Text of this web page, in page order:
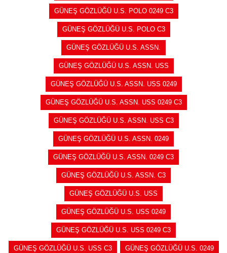
GÜNEŞ GÖZLÜĞÜ U.S. POLO 0249 C3
GÜNEŞ GÖZLÜĞÜ U.S. POLO C3
GÜNEŞ GÖZLÜĞÜ U.S. ASSN.
GÜNEŞ GÖZLÜĞÜ U.S. ASSN. USS
GÜNEŞ GÖZLÜĞÜ U.S. ASSN. USS 0249
GÜNEŞ GÖZLÜĞÜ U.S. ASSN. USS 0249 C3
GÜNEŞ GÖZLÜĞÜ U.S. ASSN. USS C3
GÜNEŞ GÖZLÜĞÜ U.S. ASSN. 0249
GÜNEŞ GÖZLÜĞÜ U.S. ASSN. 0249 C3
GÜNEŞ GÖZLÜĞÜ U.S. ASSN. C3
GÜNEŞ GÖZLÜĞÜ U.S. USS
GÜNEŞ GÖZLÜĞÜ U.S. USS 0249
GÜNEŞ GÖZLÜĞÜ U.S. USS 0249 C3
GÜNEŞ GÖZLÜĞÜ U.S. USS C3 GÜNEŞ GÖZLÜĞÜ U.S. 0249